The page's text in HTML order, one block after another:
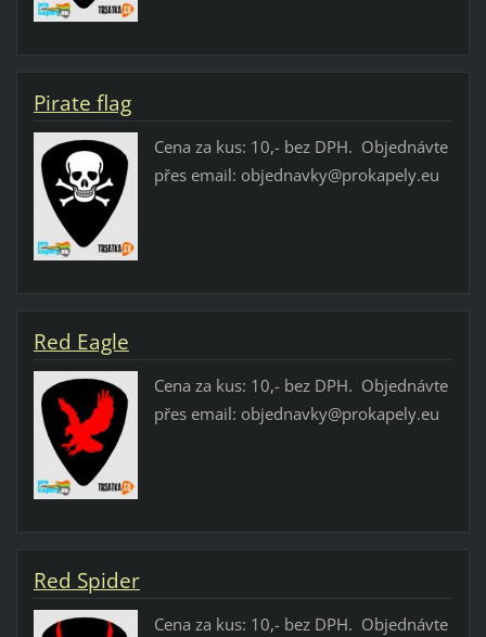
Pirate flag
Cena za kus: 10,- bez DPH. Objednávte
přes email: objednavky@prokapely.eu
Red Eagle
Cena za kus: 10,- bez DPH. Objednávte
přes email: objednavky@prokapely.eu
Red Spider
Cena za kus: 10,- bez DPH. Objednávte